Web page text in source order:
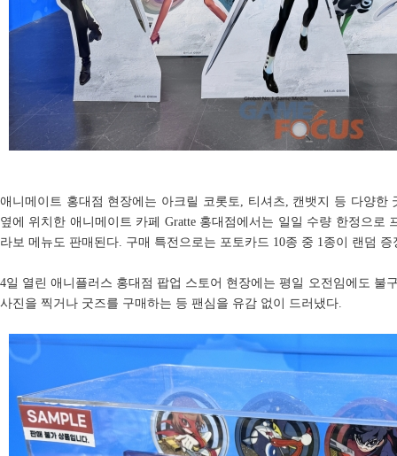
애니메이트 홍대점 현장에는 아크릴 코롯토, 티셔츠, 캔뱃지 등 다양한
옆에 위치한 애니메이트 카페 Gratte 홍대점에서는 일일 수량 한정으로
라보 메뉴도 판매된다. 구매 특전으로는 포토카드 10종 중 1종이 랜덤 증
4일 열린 애니플러스 홍대점 팝업 스토어 현장에는 평일 오전임에도 불
사진을 찍거나 굿즈를 구매하는 등 팬심을 유감 없이 드러냈다.